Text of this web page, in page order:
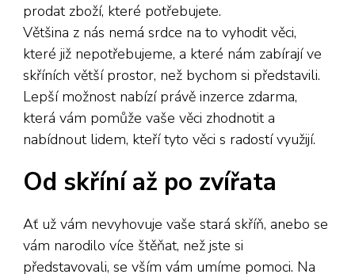
prodat zboží, které potřebujete.
Většina z nás nemá srdce na to vyhodit věci,
které již nepotřebujeme, a které nám zabírají ve
skříních větší prostor, než bychom si představili.
Lepší možnost nabízí právě inzerce zdarma,
která vám pomůže vaše věci zhodnotit a
nabídnout lidem, kteří tyto věci s radostí využijí.
Od skříní až po zvířata
Ať už vám nevyhovuje vaše stará skříň, anebo se
vám narodilo více štěňat, než jste si
představovali, se vším vám umíme pomoci. Na